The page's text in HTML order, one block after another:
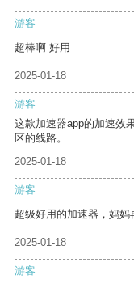
游客
超棒啊 好用
2025-01-18
游客
这款加速器app的加速效
区的线路。
2025-01-18
游客
超级好用的加速器，妈妈
2025-01-18
游客